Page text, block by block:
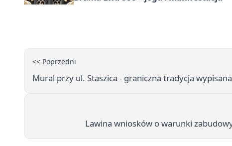
<< Poprzedni
Mural przy ul. Staszica - graniczna tradycja
Lawina wniosków o warunki